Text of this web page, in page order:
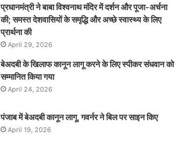
प्रधानमंत्री ने बाबा विश्वनाथ मंदिर में दर्शन और पूजा-अर्चना
की; समस्‍त देशवासियों के समृद्धि और अच्छे स्वास्थ्य के लिए
प्रार्थना की
April 29, 2026
बेअदबी के खिलाफ कानून लागू करने के लिए स्पीकर संधवान को
सम्मानित किया गया
April 24, 2026
पंजाब में बेअदबी कानून लागू, गवर्नर ने बिल पर साइन किए
April 19, 2026